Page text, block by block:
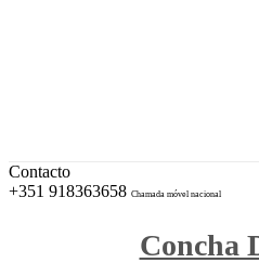
Contacto
+351 918363658 Chamada móvel nacional
Concha